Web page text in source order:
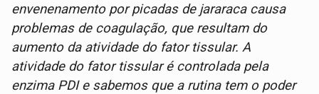
envenenamento por picadas de jararaca causa
problemas de coagulação, que resultam do
aumento da atividade do fator tissular. A
atividade do fator tissular é controlada pela
enzima PDI e sabemos que a rutina tem o poder